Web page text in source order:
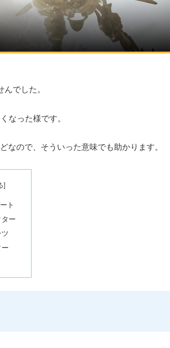
でした。
なった様です。
なので、そういった意味でも助かります。
ト
ー
ツ